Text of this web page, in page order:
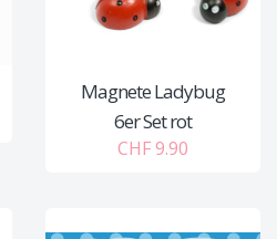
Magnete Ladybug
6er Set rot
CHF 9.90